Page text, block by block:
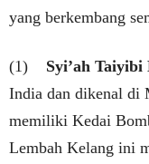
yang berkembang
(1) Syi’ah Taiyibi
India dan dikenal di
memiliki Kedai
Lembah Kelang ini